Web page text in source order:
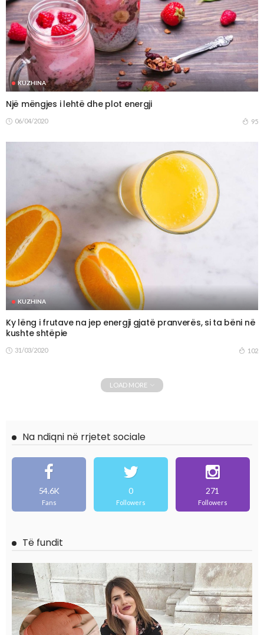
KUZHINA
Një mëngjes i lehtë dhe plot energji
06/04/2020 95
KUZHINA
Ky lëng i frutave na jep energji gjatë pranverës, si ta bëni në
kushte shtëpie
31/03/2020 102
LOAD MORE
Na ndiqni në rrjetet sociale
54.6K
Fans
0
Followers
271
Followers
Të fundit